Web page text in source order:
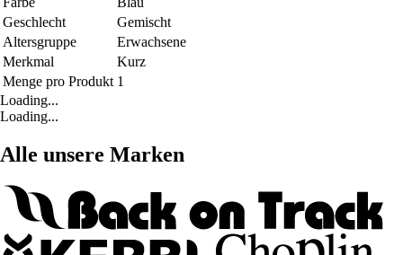
Geschlecht
Gemischt
Altersgruppe
Erwachsene
Merkmal
Kurz
Menge pro Produkt 1
Loading...
Loading...
Alle unsere Marken